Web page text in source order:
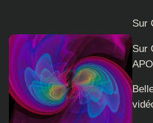
Sur
Sur